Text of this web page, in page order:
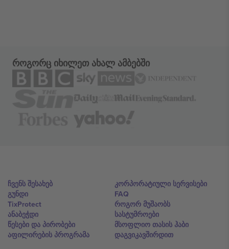
როგორც იხილეთ ახალ ამბებში
ჩვენს შესახებ
გუნდი
TixProtect
ანაბეჭდი
წესები და პირობები
აფილირების პროგრამა
კორპორატიული სერვისები
FAQ
როგორ მუშაობს
სასტუმროები
მსოფლიო თასის ჰაბი
დაგვიკავშირდით